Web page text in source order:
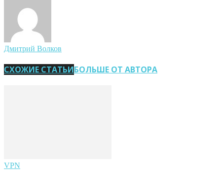
Дмитрий Волков
СХОЖИЕ СТАТЬИБОЛЬШЕ ОТ АВТОРА
VPN